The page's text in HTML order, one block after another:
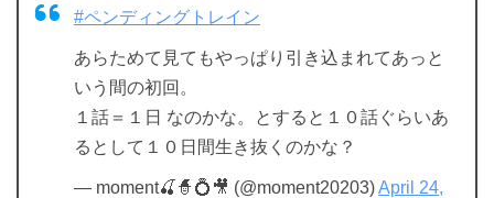
#ペンディングトレイン
あらためて見てもやっぱり引き込まれてあっと
いう間の初回。
１話＝１日 なのかな。とすると１０話ぐらいあ
るとして１０日間生き抜くのかな？
— moment🍒🧙💍🎥 (@moment20203)April 24,